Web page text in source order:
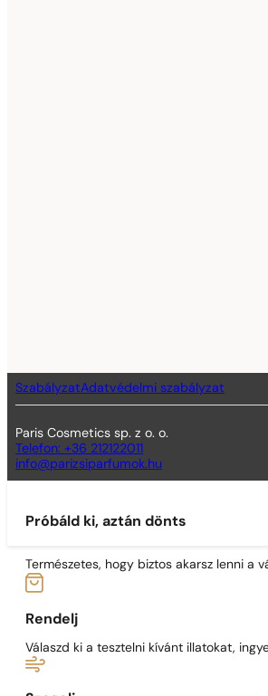
SzabályzatAdatvédelmi szabályzat
Paris Cosmetics sp. z o. o.
Telefon: +36 212122011
info@parizsiparfumok.hu
Próbáld ki, aztán dönts
Természetes, hogy biztos akarsz lenni a
Rendelj
Válaszd ki a tesztelni kívánt illatokat,